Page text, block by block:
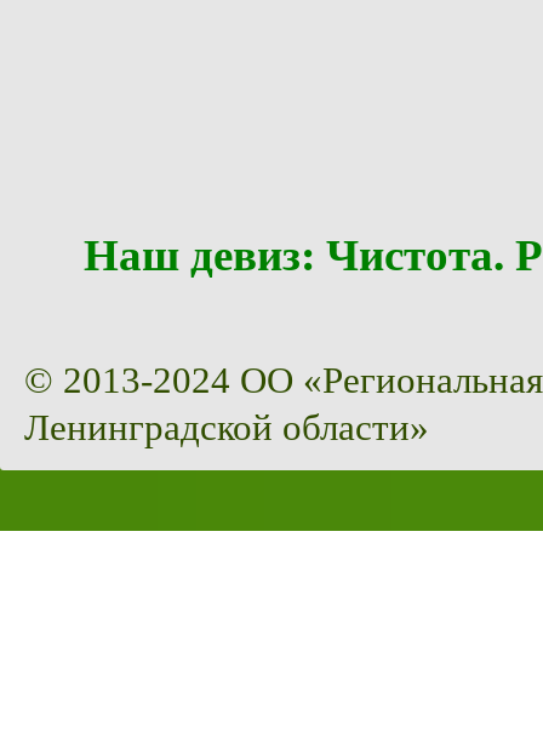
Наш девиз:
© 2013-2024 ОО
Ленинградской области»